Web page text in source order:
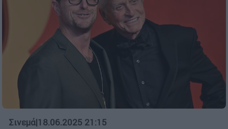
Σινεμά|18.06.2025 21:15